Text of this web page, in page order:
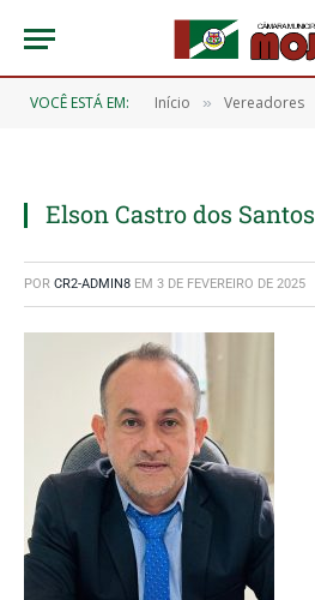
VOCÊ ESTÁ EM: Início » Vereadores
Elson Castro dos Santos
POR CR2-ADMIN8 EM 3 DE FEVEREIRO DE 2025